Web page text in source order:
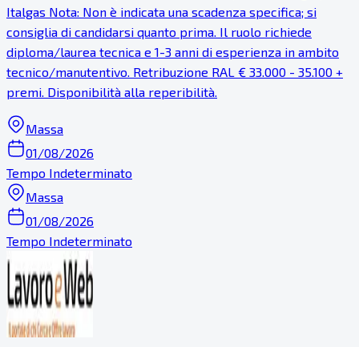
Italgas Nota: Non è indicata una scadenza specifica; si
consiglia di candidarsi quanto prima. Il ruolo richiede
diploma/laurea tecnica e 1-3 anni di esperienza in ambito
tecnico/manutentivo. Retribuzione RAL € 33.000 - 35.100 +
premi. Disponibilità alla reperibilità.
Massa
01/08/2026
Tempo Indeterminato
Massa
01/08/2026
Tempo Indeterminato